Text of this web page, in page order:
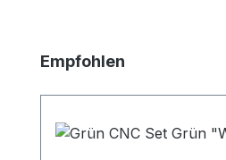
Produktgalerie überspringen
Empfohlen